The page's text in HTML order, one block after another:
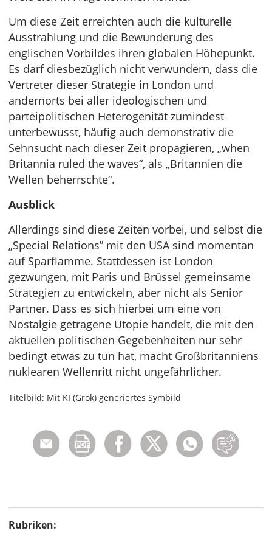
Um diese Zeit erreichten auch die kulturelle
Ausstrahlung und die Bewunderung des
englischen Vorbildes ihren globalen Höhepunkt.
Es darf diesbezüglich nicht verwundern, dass die
Vertreter dieser Strategie in London und
andernorts bei aller ideologischen und
parteipolitischen Heterogenität zumindest
unterbewusst, häufig auch demonstrativ die
Sehnsucht nach dieser Zeit propagieren, „when
Britannia ruled the waves“, als „Britannien die
Wellen beherrschte“.
Ausblick
Allerdings sind diese Zeiten vorbei, und selbst die
„Special Relations” mit den USA sind momentan
auf Sparflamme. Stattdessen ist London
gezwungen, mit Paris und Brüssel gemeinsame
Strategien zu entwickeln, aber nicht als Senior
Partner. Dass es sich hierbei um eine von
Nostalgie getragene Utopie handelt, die mit den
aktuellen politischen Gegebenheiten nur sehr
bedingt etwas zu tun hat, macht Großbritanniens
nuklearen Wellenritt nicht ungefährlicher.
Titelbild: Mit KI (Grok) generiertes Symbild
Rubriken: